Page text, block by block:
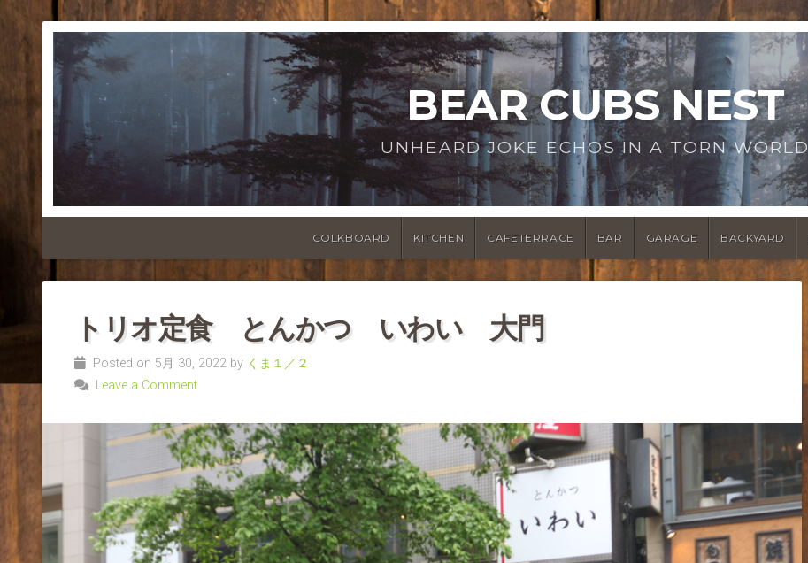
BEAR CUBS NEST
UNHEARD JOKE ECHOS IN A TORN WORLD
COLKBOARD KITCHEN CAFETERRACE BAR GARAGE BACKYARD
トリオ定食 とんかつ いわい 大門
Posted on 5月 30, 2022 by くま１／２
Leave a Comment